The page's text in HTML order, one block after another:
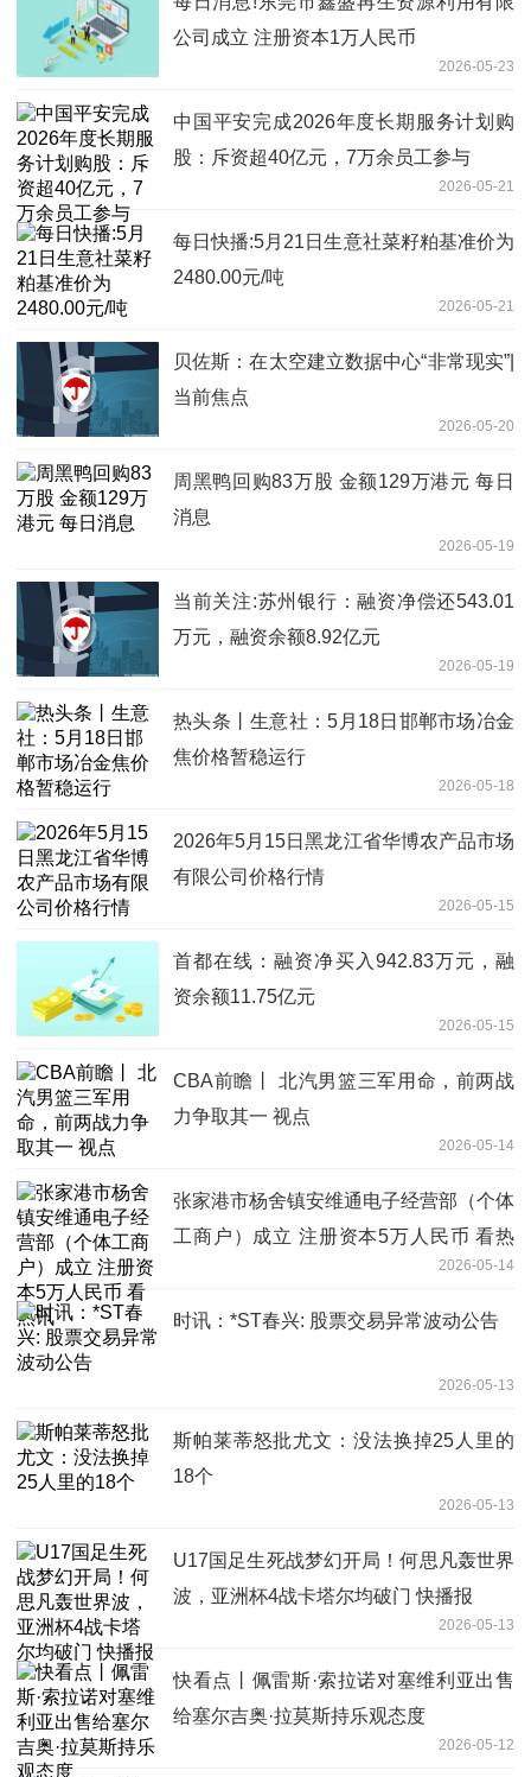
公司成立 注册资本1万人民币
2026-05-23
中国平安完成2026年度长期服务计划购
股：斥资超40亿元，7万余员工参与
2026-05-21
每日快播:5月21日生意社菜籽粕基准价为
2480.00元/吨
2026-05-21
贝佐斯：在太空建立数据中心“非常现实”|
当前焦点
2026-05-20
周黑鸭回购83万股 金额129万港元 每日
消息
2026-05-19
当前关注:苏州银行：融资净偿还543.01
万元，融资余额8.92亿元
2026-05-19
热头条丨生意社：5月18日邯郸市场冶金
焦价格暂稳运行
2026-05-18
2026年5月15日黑龙江省华博农产品市场
有限公司价格行情
2026-05-15
首都在线：融资净买入942.83万元，融
资余额11.75亿元
2026-05-15
CBA前瞻丨 北汽男篮三军用命，前两战
力争取其一 视点
2026-05-14
张家港市杨舍镇安维通电子经营部（个体
工商户）成立 注册资本5万人民币 看热
2026-05-14
时讯：*ST春兴: 股票交易异常波动公告
2026-05-13
斯帕莱蒂怒批尤文：没法换掉25人里的
18个
2026-05-13
U17国足生死战梦幻开局！何思凡轰世界
波，亚洲杯4战卡塔尔均破门 快播报
2026-05-13
快看点丨佩雷斯·索拉诺对塞维利亚出售
给塞尔吉奥·拉莫斯持乐观态度
2026-05-12